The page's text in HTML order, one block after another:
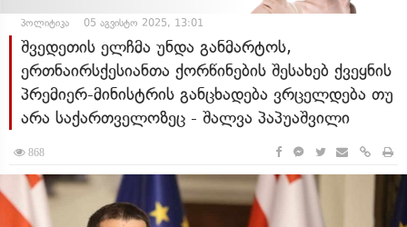
პოლიტიკა 05 აგვისტო 2025, 13:01
შვედეთის ელჩმა უნდა განმარტოს,
ერთნაირსქესიანთა ქორწინების შესახებ ქვეყნის
პრემიერ-მინისტრის განცხადება ვრცელდება თუ
არა საქართველოზეც - შალვა პაპუაშვილი
868